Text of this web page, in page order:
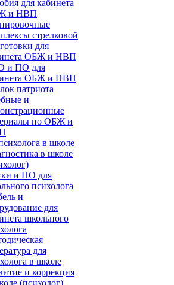
для кабинета
и НВП
стрелковой
для
ОБЖ и НВП
и ПО для
ОБЖ и НВП
патриота
и
по ОБЖ и
в школе
в школе
и ПО для
психолога
и
для
школьного
для
в школе
и коррекция
(психолог)